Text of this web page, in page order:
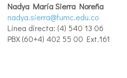
Nadya María Sierra Noreña
nadya.sierra@fumc.edu.co
Línea directa: (4) 540 13 06
PBX (60+4) 402 55 00 Ext.161